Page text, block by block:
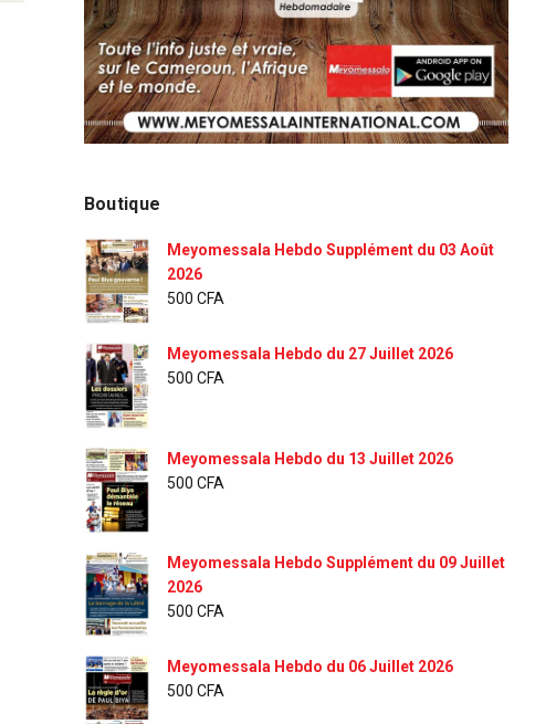
Boutique
Meyomessala Hebdo Supplément du 03 Août
2026
500 CFA
Meyomessala Hebdo du 27 Juillet 2026
500 CFA
Meyomessala Hebdo du 13 Juillet 2026
500 CFA
Meyomessala Hebdo Supplément du 09 Juillet
2026
500 CFA
Meyomessala Hebdo du 06 Juillet 2026
500 CFA